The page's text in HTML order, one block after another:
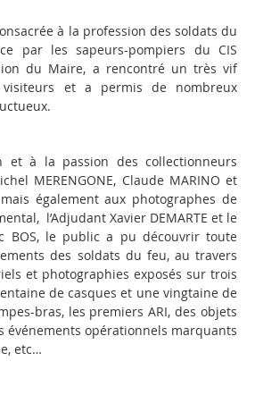
à la profession des soldats du
par les sapeurs-pompiers du CIS
du Maire, a rencontré un très vif
visiteurs et a permis de nombreux
et à la passion des collectionneurs
MERENGONE, Claude MARINO et
mais également aux photographes de
l’Adjudant Xavier DEMARTE et le
BOS, le public a pu découvrir toute
des soldats du feu, au travers
et photographies exposés sur trois
de casques et une vingtaine de
bras, les premiers ARI, des objets
événements opérationnels marquants
etc…